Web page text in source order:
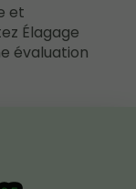
et
Élagage
évaluation